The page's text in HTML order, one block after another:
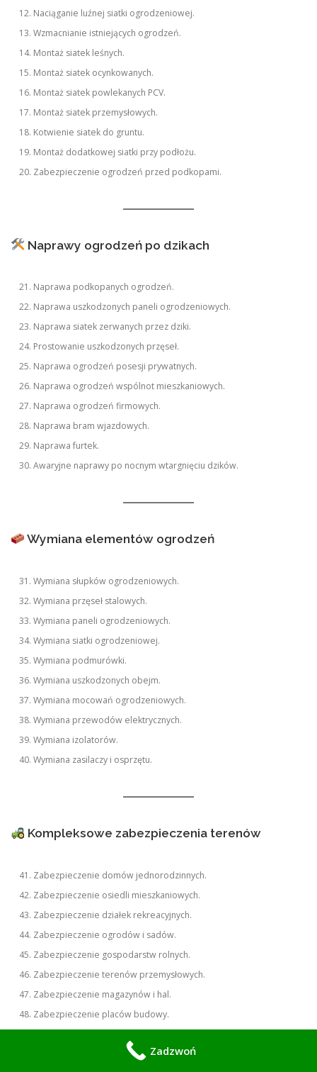
Naciąganie luźnej siatki ogrodzeniowej.
Wzmacnianie istniejących ogrodzeń.
Montaż siatek leśnych.
Montaż siatek ocynkowanych.
Montaż siatek powlekanych PCV.
Montaż siatek przemysłowych.
Kotwienie siatek do gruntu.
Montaż dodatkowej siatki przy podłożu.
Zabezpieczenie ogrodzeń przed podkopami.
Naprawy ogrodzeń po dzikach
Naprawa podkopanych ogrodzeń.
Naprawa uszkodzonych paneli ogrodzeniowych.
Naprawa siatek zerwanych przez dziki.
Prostowanie uszkodzonych przęseł.
Naprawa ogrodzeń posesji prywatnych.
Naprawa ogrodzeń wspólnot mieszkaniowych.
Naprawa ogrodzeń firmowych.
Naprawa bram wjazdowych.
Naprawa furtek.
Awaryjne naprawy po nocnym wtargnięciu dzików.
Wymiana elementów ogrodzeń
Wymiana słupków ogrodzeniowych.
Wymiana przęseł stalowych.
Wymiana paneli ogrodzeniowych.
Wymiana siatki ogrodzeniowej.
Wymiana podmurówki.
Wymiana uszkodzonych obejm.
Wymiana mocowań ogrodzeniowych.
Wymiana przewodów elektrycznych.
Wymiana izolatorów.
Wymiana zasilaczy i osprzętu.
Kompleksowe zabezpieczenia terenów
Zabezpieczenie domów jednorodzinnych.
Zabezpieczenie osiedli mieszkaniowych.
Zabezpieczenie działek rekreacyjnych.
Zabezpieczenie ogrodów i sadów.
Zabezpieczenie gospodarstw rolnych.
Zabezpieczenie terenów przemysłowych.
Zabezpieczenie magazynów i hal.
Zabezpieczenie placów budowy.
Kompleksowe projekty ochrony posesji przed dzikami.
Zadzwoń